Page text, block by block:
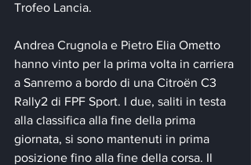
Trofeo Lancia.
Andrea Crugnola e Pietro Elia Ometto
hanno vinto per la prima volta in carriera
a Sanremo a bordo di una Citroën C3
Rally2 di FPF Sport. I due, saliti in testa
alla classifica alla fine della prima
giornata, si sono mantenuti in prima
posizione fino alla fine della corsa. Il